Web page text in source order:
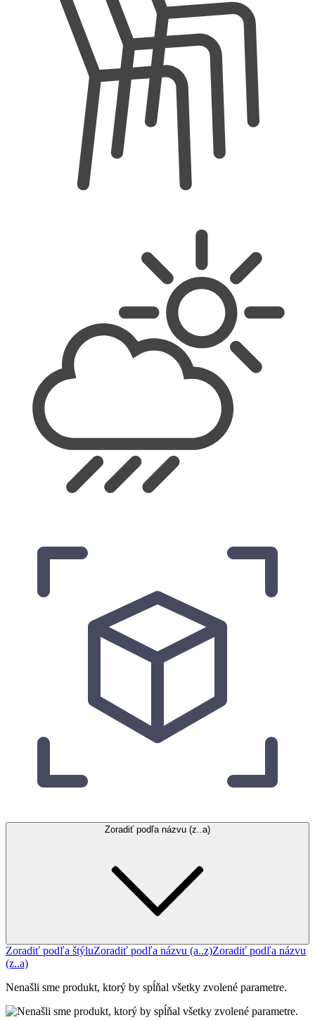
Zoradiť podľa názvu (z..a)
Zoradiť podľa štýluZoradiť podľa názvu (a..z)Zoradiť podľa názvu
(z..a)
Nenašli sme produkt, ktorý by spĺňal všetky zvolené parametre.